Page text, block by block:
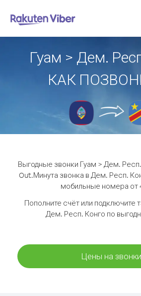
Гуам > Дем.
КАК
Выгодные звонки Гуам > Дем.
Out.Минута звонка в Дем. Респ.
мобильные номера от
Пополните счёт или подключите
Дем. Респ. Конго по
Цены на звонки